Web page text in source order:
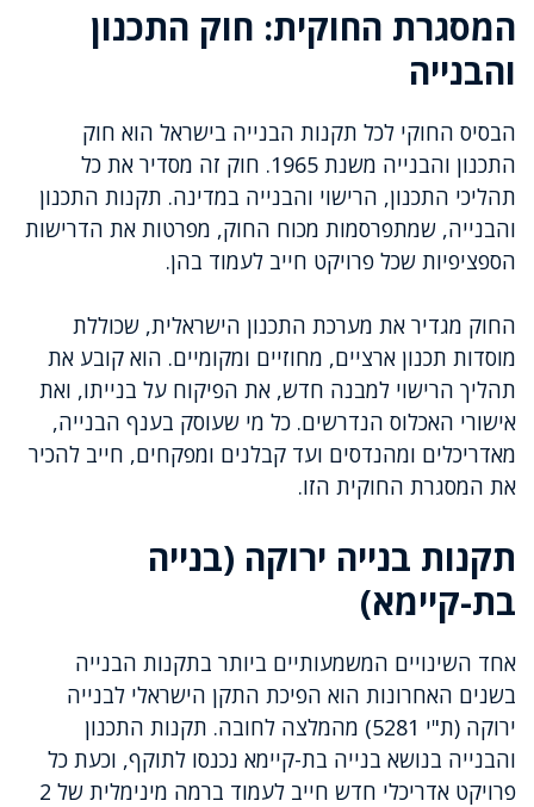
המסגרת החוקית: חוק התכנון
והבנייה
הבסיס החוקי לכל תקנות הבנייה בישראל הוא חוק
התכנון והבנייה משנת 1965. חוק זה מסדיר את כל
תהליכי התכנון, הרישוי והבנייה במדינה. תקנות התכנון
והבנייה, שמתפרסמות מכוח החוק, מפרטות את הדרישות
הספציפיות שכל פרויקט חייב לעמוד בהן.
החוק מגדיר את מערכת התכנון הישראלית, שכוללת
מוסדות תכנון ארציים, מחוזיים ומקומיים. הוא קובע את
תהליך הרישוי למבנה חדש, את הפיקוח על בנייתו, ואת
אישורי האכלוס הנדרשים. כל מי שעוסק בענף הבנייה,
מאדריכלים ומהנדסים ועד קבלנים ומפקחים, חייב להכיר
את המסגרת החוקית הזו.
תקנות בנייה ירוקה (בנייה
בת-קיימא)
אחד השינויים המשמעותיים ביותר בתקנות הבנייה
בשנים האחרונות הוא הפיכת התקן הישראלי לבנייה
ירוקה (ת"י 5281) מהמלצה לחובה. תקנות התכנון
והבנייה בנושא בנייה בת-קיימא נכנסו לתוקף, וכעת כל
פרויקט אדריכלי חדש חייב לעמוד ברמה מינימלית של 2